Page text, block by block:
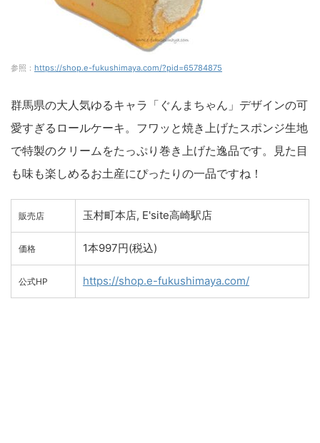
参照： https://shop.e-fukushimaya.com/?pid=65784875
群馬県の大人気ゆるキャラ「ぐんまちゃん」デザインの可
愛すぎるロールケーキ。フワッと焼き上げたスポンジ生地
で特製のクリームをたっぷり巻き上げた逸品です。見た目
も味も楽しめるお土産にぴったりの一品ですね！
販売店 玉村町本店, E'site高崎駅店
価格 1本997円(税込)
公式HP https://shop.e-fukushimaya.com/